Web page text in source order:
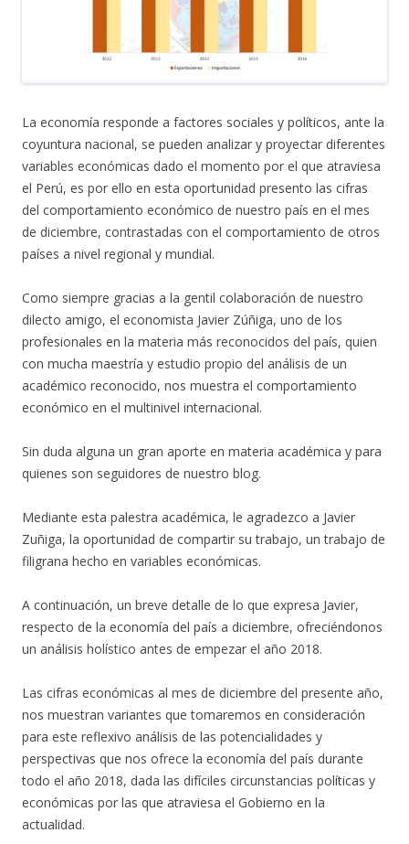
La economía responde a factores sociales y políticos, ante la
coyuntura nacional, se pueden analizar y proyectar diferentes
variables económicas dado el momento por el que atraviesa
el Perú, es por ello en esta oportunidad presento las cifras
del comportamiento económico de nuestro país en el mes
de diciembre, contrastadas con el comportamiento de otros
países a nivel regional y mundial.
Como siempre gracias a la gentil colaboración de nuestro
dilecto amigo, el economista Javier Zúñiga, uno de los
profesionales en la materia más reconocidos del país, quien
con mucha maestría y estudio propio del análisis de un
académico reconocido, nos muestra el comportamiento
económico en el multinivel internacional.
Sin duda alguna un gran aporte en materia académica y para
quienes son seguidores de nuestro blog.
Mediante esta palestra académica, le agradezco a Javier
Zuñiga, la oportunidad de compartir su trabajo, un trabajo de
filigrana hecho en variables económicas.
A continuación, un breve detalle de lo que expresa Javier,
respecto de la economía del país a diciembre, ofreciéndonos
un análisis holístico antes de empezar el año 2018.
Las cifras económicas al mes de diciembre del presente año,
nos muestran variantes que tomaremos en consideración
para este reflexivo análisis de las potencialidades y
perspectivas que nos ofrece la economía del país durante
todo el año 2018, dada las difíciles circunstancias políticas y
económicas por las que atraviesa el Gobierno en la
actualidad.